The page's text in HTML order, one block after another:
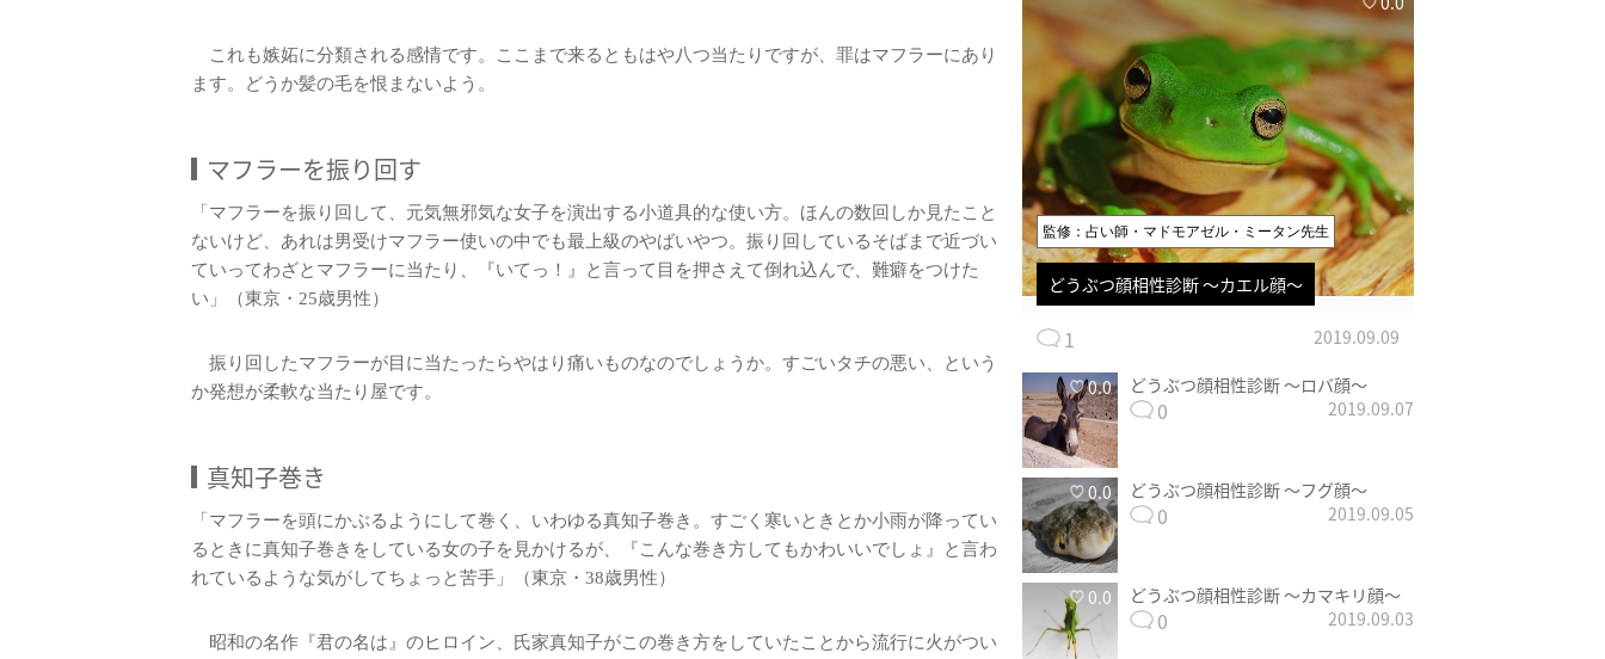
これも嫉妬に分類される感情です。ここまで来るともはや八つ当たりですが、罪はマフラーにあり
ます。どうか髪の毛を恨まないよう。
マフラーを振り回す
「マフラーを振り回して、元気無邪気な女子を演出する小道具的な使い方。ほんの数回しか見たこと
ないけど、あれは男受けマフラー使いの中でも最上級のやばいやつ。振り回しているそばまで近づい
ていってわざとマフラーに当たり、『いてっ！』と言って目を押さえて倒れ込んで、難癖をつけた
い」（東京・25歳男性）
振り回したマフラーが目に当たったらやはり痛いものなのでしょうか。すごいタチの悪い、という
か発想が柔軟な当たり屋です。
真知子巻き
「マフラーを頭にかぶるようにして巻く、いわゆる真知子巻き。すごく寒いときとか小雨が降ってい
るときに真知子巻きをしている女の子を見かけるが、『こんな巻き方してもかわいいでしょ』と言わ
れているような気がしてちょっと苦手」（東京・38歳男性）
昭和の名作『君の名は』のヒロイン、氏家真知子がこの巻き方をしていたことから流行に火がつい
監修：占い師・マドモアゼル・ミータン先生
どうぶつ顔相性診断 〜カエル顔〜
1 2019.09.09
0.0 どうぶつ顔相性診断 〜ロバ顔〜
0 2019.09.07
0.0 どうぶつ顔相性診断 〜フグ顔〜
0 2019.09.05
0.0 どうぶつ顔相性診断 〜カマキリ顔〜
0 2019.09.03